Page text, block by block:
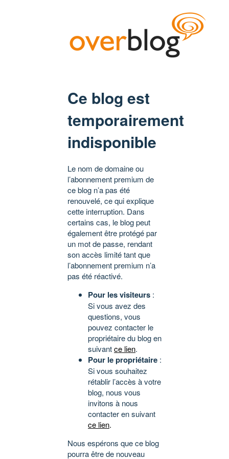
Ce blog est
temporairement
indisponible
Le nom de domaine ou
l’abonnement premium de
ce blog n’a pas été
renouvelé, ce qui explique
cette interruption. Dans
certains cas, le blog peut
également être protégé par
un mot de passe, rendant
son accès limité tant que
l’abonnement premium n’a
pas été réactivé.
Pour les visiteurs :
Si vous avez des
questions, vous
pouvez contacter le
propriétaire du blog en
suivantce lien.
Pour le propriétaire :
Si vous souhaitez
rétablir l’accès à votre
blog, nous vous
invitons à nous
contacter en suivant
ce lien.
Nous espérons que ce blog
pourra être de nouveau